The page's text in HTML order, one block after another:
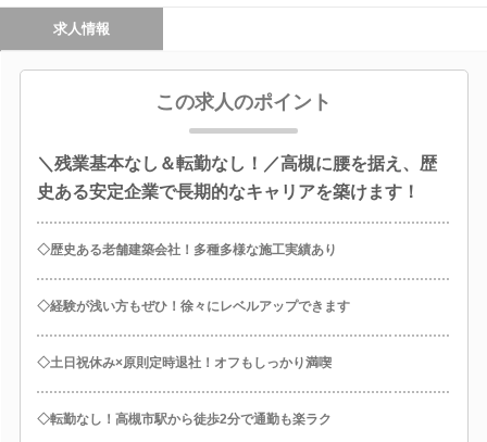
求人情報
この求人のポイント
＼残業基本なし＆転勤なし！／高槻に腰を据え、歴
史ある安定企業で長期的なキャリアを築けます！
◇歴史ある老舗建築会社！多種多様な施工実績あり
◇経験が浅い方もぜひ！徐々にレベルアップできます
◇土日祝休み×原則定時退社！オフもしっかり満喫
◇転勤なし！高槻市駅から徒歩2分で通勤も楽ラク